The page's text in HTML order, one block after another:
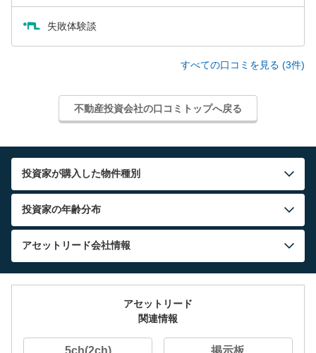
失敗体験談
すべての口コミを見る (3件)
不動産投資会社の口コミトップへ戻る
投資家が購入した物件種別
投資家の年齢分布
アセットリード会社情報
アセットリード
関連情報
5ch(2ch) 掲示板